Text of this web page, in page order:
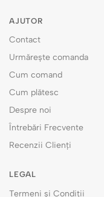
AJUTOR
Contact
Urmărește comanda
Cum comand
Cum plătesc
Despre noi
Întrebări Frecvente
Recenzii Clienți
LEGAL
Termeni și Condiții